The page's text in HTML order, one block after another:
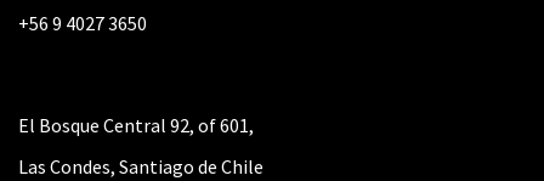
+56 9 4027 3650
El Bosque Central 92, of 601,
Las Condes, Santiago de Chile